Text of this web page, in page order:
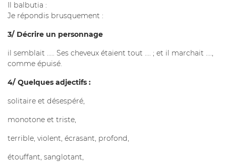
Il balbutia :
Je répondis brusquement :
3/ Décrire un personnage
il semblait ..... Ses cheveux étaient tout .... ; et il marchait ....,
comme épuisé.
4/ Quelques adjectifs :
solitaire et désespéré,
monotone et triste,
terrible, violent, écrasant, profond,
étouffant, sanglotant,